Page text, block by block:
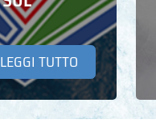
LEGGI TUTTO